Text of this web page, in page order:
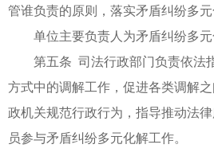
管谁负责的原则，落实矛盾纠纷多元
单位主要负责人为矛盾纠纷多元
第五条 司法行政部门负责依法
方式中的调解工作，促进各类调解
政机关规范行政行为，指导推动法
员参与矛盾纠纷多元化解工作。